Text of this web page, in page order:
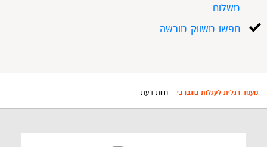
משלוח
חפשו משווק מורשה
מעמד רגלית לעגלות בוגבו בי חוות דעת